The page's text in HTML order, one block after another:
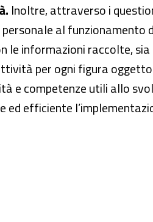
Inoltre, attraverso i
al funzionamento
le informazioni raccolte, sia
per ogni figura
e competenze utili allo
efficiente